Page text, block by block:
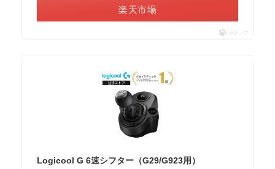
楽天市場
ポチップ
Logicool G 6速シフター（G29/G923用）